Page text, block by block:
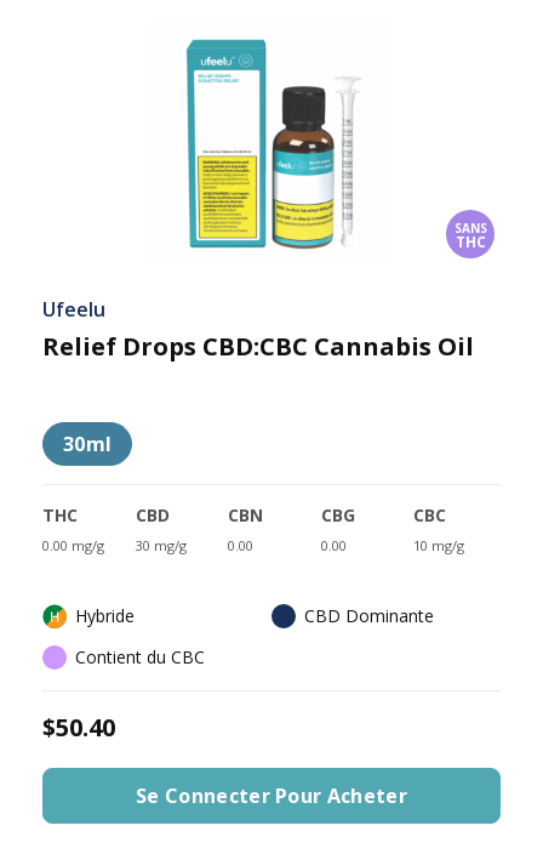
SANS
THC
Ufeelu
Relief Drops CBD:CBC Cannabis Oil
30ml
THC
0.00 mg/g
CBD
30 mg/g
CBN
0.00
CBG
0.00
CBC
10 mg/g
Hybride
CBD Dominante
Contient du CBC
$50.40
Se Connecter Pour Acheter